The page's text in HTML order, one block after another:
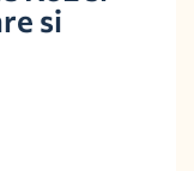
si